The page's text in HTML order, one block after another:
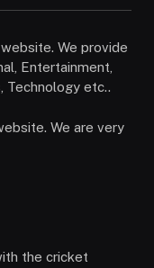
We provide
Entertainment,
Technology etc..
We are very
the cricket